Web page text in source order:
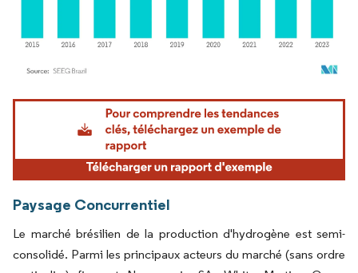
Image © Mordor Intelligence. La réutilisation nécessite une attribution sous CC BY
Paysage Concurrentiel
Le marché brésilien de la production d'hydrogène est semi-
consolidé. Parmi les principaux acteurs du marché (sans ordre